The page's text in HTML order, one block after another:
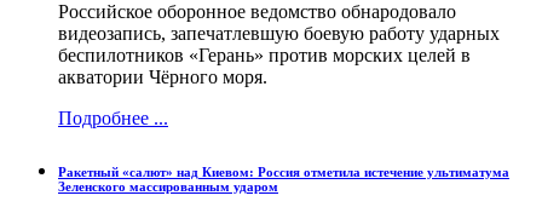
Российское оборонное ведомство обнародовало
видеозапись, запечатлевшую боевую работу ударных
беспилотников «Герань» против морских целей в
акватории Чёрного моря.
Подробнее ...
Ракетный «салют» над Киевом: Россия отметила истечение ультиматума
Зеленского массированным ударом